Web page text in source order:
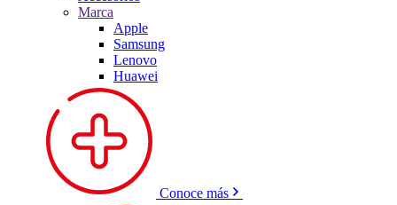
Marca
Apple
Samsung
Lenovo
Huawei
Conoce más